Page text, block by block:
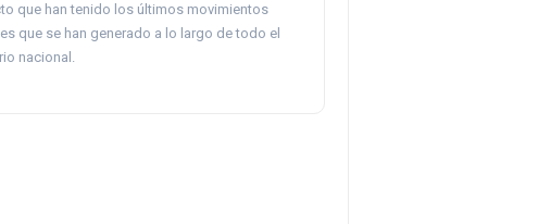
que han tenido los últimos movimientos
que se han generado a lo largo de todo el
nacional.